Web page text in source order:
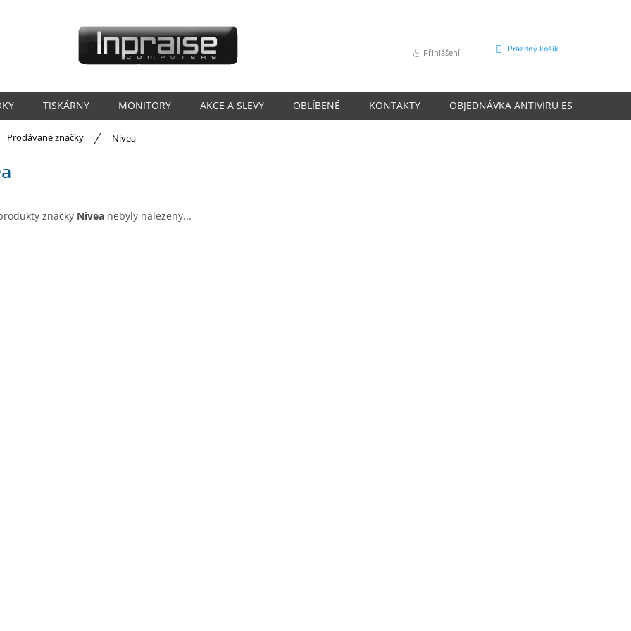
Přihlášení
NÁKUPNÍ
Prázdný košík
TISKÁRNY MONITORY AKCE A SLEVY OBLÍBENÉ KONTAKTY OBJEDNÁVKA ANTIVIRU ESET
Prodávané značky Nivea
značky Nivea nebyly nalezeny...